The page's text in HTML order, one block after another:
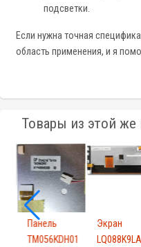
подсветки.
Если нужна точная
область применения, и я
Товары из этой же
Панель
TM056KDH01
Экран